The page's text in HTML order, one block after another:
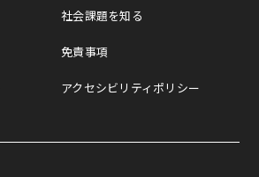
社会課題を知る
免責事項
アクセシビリティポリシー